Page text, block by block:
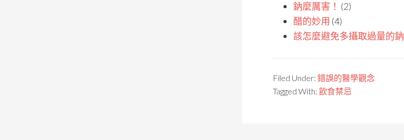
鈉麼厲害！ (2)
醋的妙用 (4)
該怎麼避免多攝取過量的鈉
Filed Under: 錯誤的醫學觀念
Tagged With: 飲食禁忌